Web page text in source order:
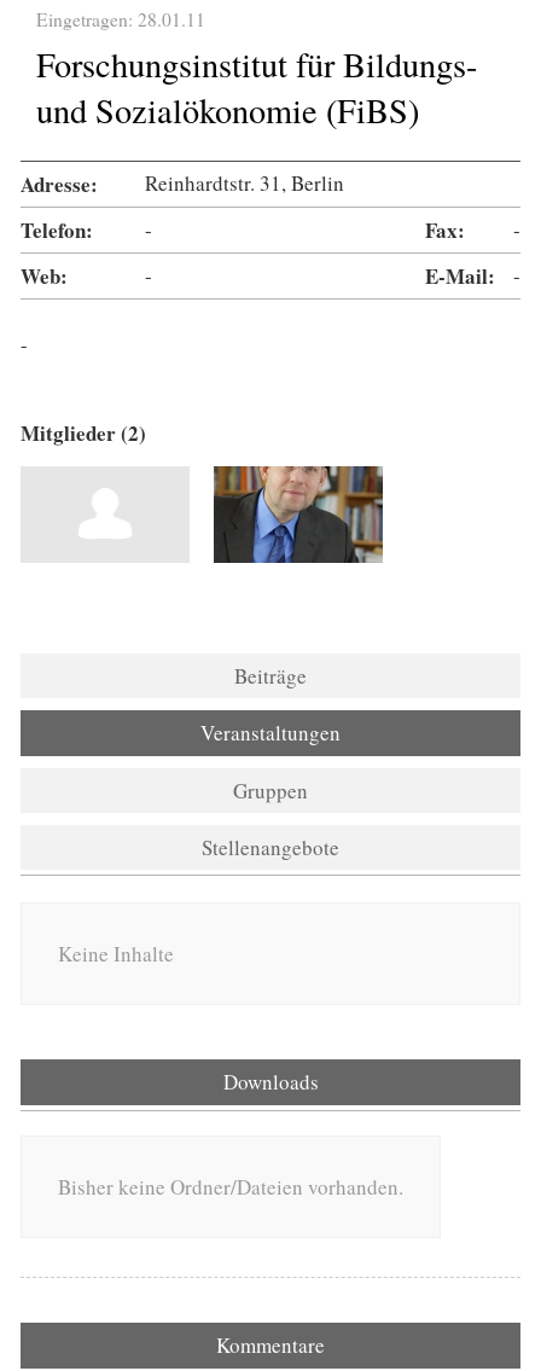
Eingetragen: 28.01.11
Forschungsinstitut für Bildungs-
und Sozialökonomie (FiBS)
Adresse: Reinhardtstr. 31, Berlin
Telefon: - Fax: -
Web: - E-Mail: -
-
Mitglieder (2)
Beiträge
Veranstaltungen
Gruppen
Stellenangebote
Keine Inhalte
Downloads
Bisher keine Ordner/Dateien vorhanden.
Kommentare